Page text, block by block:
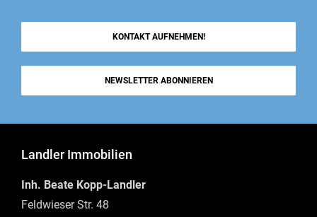
KONTAKT AUFNEHMEN!
NEWSLETTER ABONNIEREN
Landler Immobilien
Inh. Beate Kopp-Landler
Feldwieser Str. 48